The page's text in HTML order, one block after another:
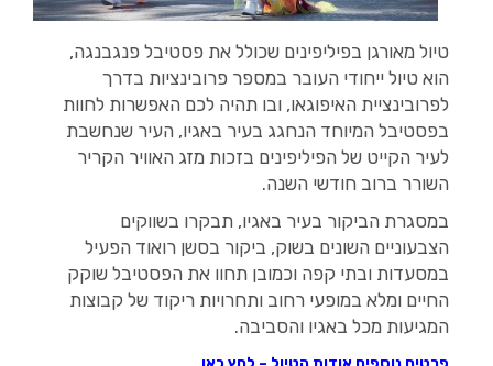
טיול מאורגן בפיליפינים שכולל את פסטיבל פנגבנגה,
הוא טיול ייחודי העובר במספר פרובינציות בדרך
לפרובינציית האיפוגאו, ובו תהיה לכם האפשרות לחוות
בפסטיבל המיוחד הנחגג בעיר באגיו, העיר שנחשבת
לעיר הקייט של הפיליפינים בזכות מזג האוויר הקריר
השורר ברוב חודשי השנה.
במסגרת הביקור בעיר באגיו, תבקרו בשווקים
הצבעוניים השונים בשוק, ביקור בסשן רואוד הפעיל
במסעדות ובתי קפה וכמובן תחוו את הפסטיבל שוקק
החיים ומלא במופעי רחוב ותחרויות ריקוד של קבוצות
המגיעות מכל באגיו והסביבה.